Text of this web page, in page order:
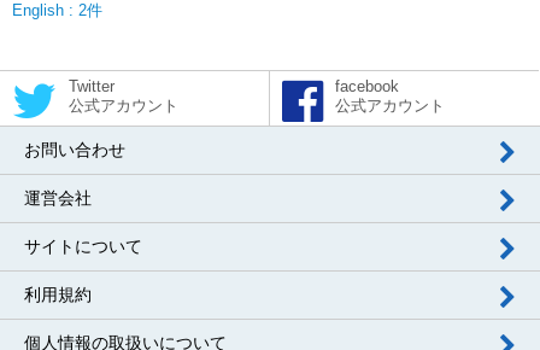
English : 2件
Twitter
公式アカウント
facebook
公式アカウント
お問い合わせ
運営会社
サイトについて
利用規約
個人情報の取扱いについて